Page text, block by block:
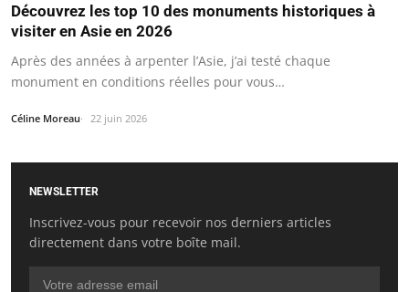
Découvrez les top 10 des monuments historiques à
visiter en Asie en 2026
Après des années à arpenter l’Asie, j’ai testé chaque
monument en conditions réelles pour vous…
Céline Moreau 22 juin 2026
NEWSLETTER
Inscrivez-vous pour recevoir nos derniers articles
directement dans votre boîte mail.